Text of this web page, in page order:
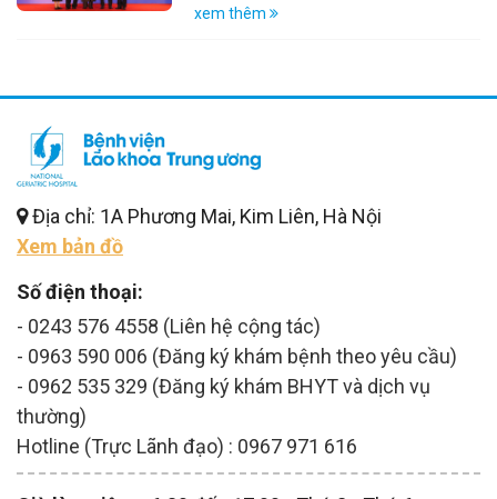
xem thêm
Địa chỉ: 1A Phương Mai, Kim Liên, Hà Nội
Xem bản đồ
Số điện thoại:
- 0243 576 4558 (Liên hệ cộng tác)
- 0963 590 006 (Đăng ký khám bệnh theo yêu cầu)
- 0962 535 329 (Đăng ký khám BHYT và dịch vụ
thường)
Hotline (Trực Lãnh đạo) : 0967 971 616